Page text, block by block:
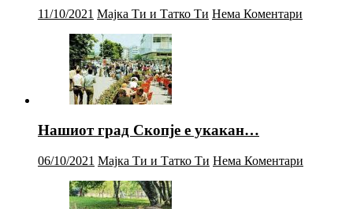
11/10/2021 Мајка Ти и Татко Ти Нема Коментари
Нашиот град Скопје е укакан…
06/10/2021 Мајка Ти и Татко Ти Нема Коментари